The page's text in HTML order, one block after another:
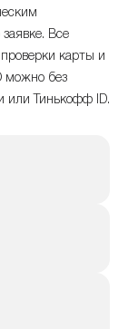
Все
карты и
можно без
или Тинькофф ID.